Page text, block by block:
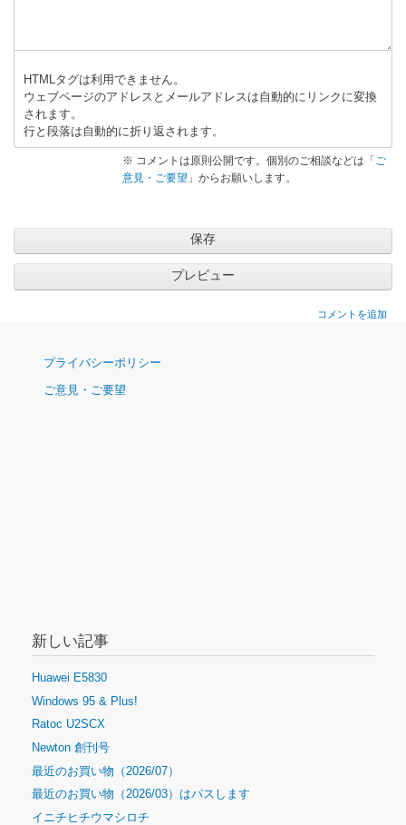
A
L
」
へ
の
信
HTMLタグは利用できません。
ウェブページのアドレスとメールアドレスは自動的にリンクに変換
されます。
行と段落は自動的に折り返されます。
※ コメントは原則公開です。個別のご相談などは「 ご
意見・ご要望 」からお願いします。
コメントを追加
ナ
ゲ
プライバシーポリシー
ご意見・ご要望
新しい記事
Huawei E5830
Windows 95 & Plus!
Ratoc U2SCX
Newton 創刊号
最近のお買い物（2026/07）
最近のお買い物（2026/03）はパスします
イニチヒチウマシロチ